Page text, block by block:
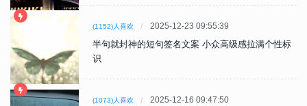
(1152)人喜欢 2025-12-23 09:55:39
半句就封神的短句签名文案 小众高级感拉满个性标
识
(1073)人喜欢 2025-12-16 09:47:50